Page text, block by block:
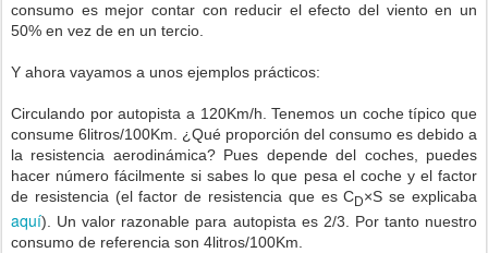
consumo es mejor contar con reducir el efecto del viento en un
50% en vez de en un tercio.
Y ahora vayamos a unos ejemplos prácticos:
Circulando por autopista a 120Km/h. Tenemos un coche típico que
consume 6litros/100Km. ¿Qué proporción del consumo es debido a
la resistencia aerodinámica? Pues depende del coches, puedes
hacer número fácilmente si sabes lo que pesa el coche y el factor
de resistencia (el factor de resistencia que es CD×S se explicaba
aquí). Un valor razonable para autopista es 2/3. Por tanto nuestro
consumo de referencia son 4litros/100Km.